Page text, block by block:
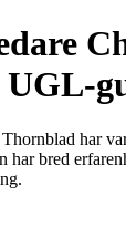
har
har bred